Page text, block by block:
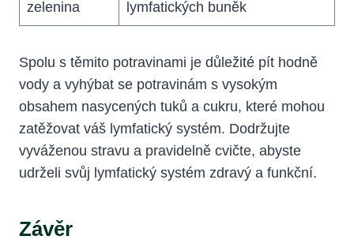
zelenina
lymfatických buněk
Spolu s těmito potravinami ​je⁢ důležité pít hodně
vody a ⁤vyhýbat se potravinám s vysokým
obsahem nasycených⁢ tuků a cukru,‌ které mohou
zatěžovat váš​ lymfatický⁢ systém. Dodržujte
vyváženou stravu a‌ pravidelně cvičte, abyste
udrželi ⁣svůj lymfatický systém zdravý a funkční.
Závěr